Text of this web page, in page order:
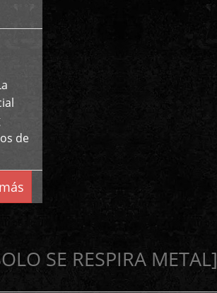
de
SE RESPIRA METAL]